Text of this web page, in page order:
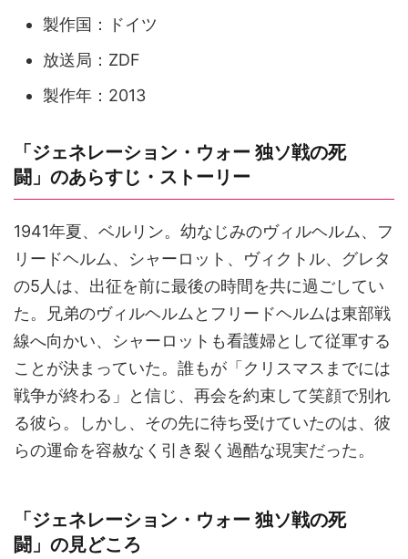
製作国：ドイツ
放送局：ZDF
製作年：2013
「ジェネレーション・ウォー 独ソ戦の死
闘」のあらすじ・ストーリー
1941年夏、ベルリン。幼なじみのヴィルヘルム、フ
リードヘルム、シャーロット、ヴィクトル、グレタ
の5人は、出征を前に最後の時間を共に過ごしてい
た。兄弟のヴィルヘルムとフリードヘルムは東部戦
線へ向かい、シャーロットも看護婦として従軍する
ことが決まっていた。誰もが「クリスマスまでには
戦争が終わる」と信じ、再会を約束して笑顔で別れ
る彼ら。しかし、その先に待ち受けていたのは、彼
らの運命を容赦なく引き裂く過酷な現実だった。
「ジェネレーション・ウォー 独ソ戦の死
闘」の見どころ